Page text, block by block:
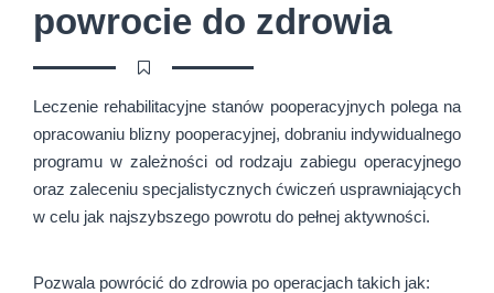
powrocie do zdrowia
Leczenie rehabilitacyjne stanów pooperacyjnych polega na
opracowaniu blizny pooperacyjnej, dobraniu indywidualnego
programu w zależności od rodzaju zabiegu operacyjnego
oraz zaleceniu specjalistycznych ćwiczeń usprawniających
w celu jak najszybszego powrotu do pełnej aktywności.
Pozwala powrócić do zdrowia po operacjach takich jak: